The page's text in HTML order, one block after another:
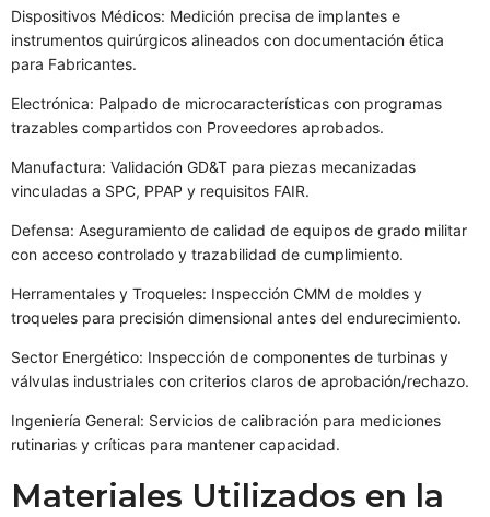
Dispositivos Médicos: Medición precisa de implantes e
instrumentos quirúrgicos alineados con documentación ética
para Fabricantes.
Electrónica: Palpado de microcaracterísticas con programas
trazables compartidos con Proveedores aprobados.
Manufactura: Validación GD&T para piezas mecanizadas
vinculadas a SPC, PPAP y requisitos FAIR.
Defensa: Aseguramiento de calidad de equipos de grado militar
con acceso controlado y trazabilidad de cumplimiento.
Herramentales y Troqueles: Inspección CMM de moldes y
troqueles para precisión dimensional antes del endurecimiento.
Sector Energético: Inspección de componentes de turbinas y
válvulas industriales con criterios claros de aprobación/rechazo.
Ingeniería General: Servicios de calibración para mediciones
rutinarias y críticas para mantener capacidad.
Materiales Utilizados en la